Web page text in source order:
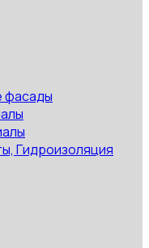
фасады
Гидроизоляция